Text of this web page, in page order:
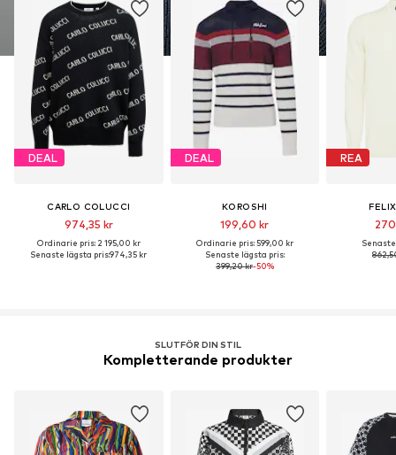
DEAL
CARLO COLUCCI
974,35 kr
Ordinarie pris: 2 195,00 kr
Senaste lägsta pris:974,35 kr
DEAL
KOROSHI
199,60 kr
Ordinarie pris: 599,00 kr
Senaste lägsta pris:
399,20 kr-50%
REA
SLUTFÖR DIN STIL
Kompletterande produkter